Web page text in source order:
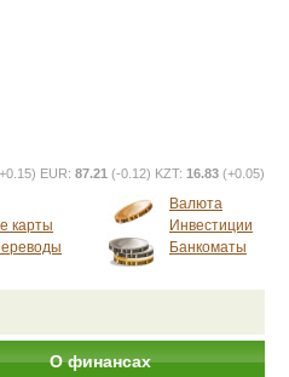
EUR: 87.21 (-0.12) KZT: 16.83 (+0.05)
карты
Валюта
Инвестиции
Банкоматы
О финансах